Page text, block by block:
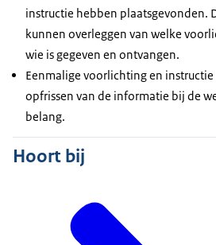
instructie hebben plaatsgevonden.
kunnen overleggen van welke
wie is gegeven en ontvangen.
Eenmalige voorlichting en
opfrissen van de informatie bij de
belang.
Hoort bij